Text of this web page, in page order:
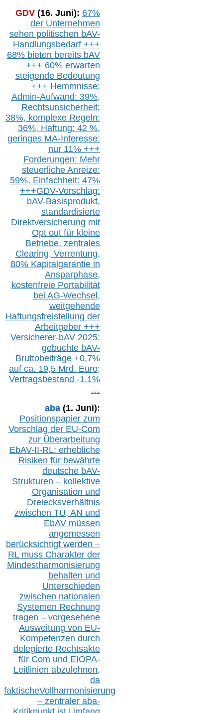
GDV (16. Juni): 67%
der Unternehmen
sehen politischen bAV-
Handlungsbedarf +++
68% bieten bereits bAV
+++ 60% erwarten
steigende Bedeutung
+++ Hemmnisse:
Admin-Aufwand: 39%,
Rechtsunsicherheit:
38%, komplexe Regeln:
36%, Haftung: 42 %,
geringes MA-Interesse:
nur 11% +++
Forderungen: Mehr
steuerliche Anreize:
59%, Einfachheit: 47%
+++GDV-Vorschlag:
bAV-Basisprodukt,
standardisierte
Direktversicherung mit
Opt outfür kleine
Betriebe, zentrales
Clearing, Verrentung,
80% Kapitalgarantie in
Ansparphase,
kostenfreie Portabilität
bei AG-Wechsel,
weitgehende
Haftungsfreistellung der
Arbeitgeber +++
Versicherer-bAV2025:
gebuchte bAV-
Bruttobeiträge +0,7%
auf ca. 19,5 Mrd. Euro;
Vertragsbestand -1,1%
…
aba(1. Juni):
Positionspapier zum
Vorschlag der EU-Com
zur Überarbeitung
EbAV-II-RL: erhebliche
Risiken für bewährte
deutsche bAV-
Strukturen – kollektive
Organisation und
Dreiecksverhältnis
zwischen TU, AN und
EbAV müssen
angemessen
berücksichtigt werden –
RL mussCharakter der
Mindestharmonisierung
behalten und
Unterschieden
zwischen nationalen
Systemen Rechnung
tragen – vorgesehene
Ausweitung von EU-
Kompetenzen durch
delegierte Rechtsakte
für Com und EIOPA-
Leitlinien abzulehnen,
da
faktischeVollharmonisierung
– zentraler aba-